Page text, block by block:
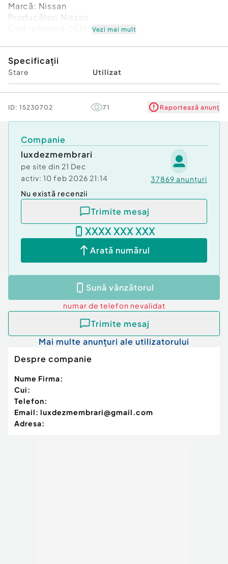
Marcă: Nissan
Producător: Nissan
Cod referinţă OEM: 48153878
Vezi mai mult
Specificații
Stare Utilizat
ID: 15230702 71 Raportează anunț
Companie
luxdezmembrari
pe site din 21 Dec
activ: 10 feb 2026 21:14 37869 anunțuri
Nu există recenzii
Trimite mesaj
XXXX XXX XXX
Arată numărul
Sună vânzătorul
numar de telefon nevalidat
Trimite mesaj
Mai multe anunțuri ale utilizatorului
Despre companie
Nume Firma:
Cui:
Telefon:
Email: luxdezmembrari@gmail.com
Adresa: